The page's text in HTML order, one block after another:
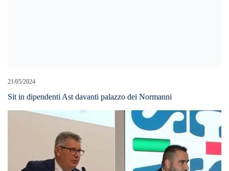
21/05/2024
Sit in dipendenti Ast davanti palazzo dei Normanni